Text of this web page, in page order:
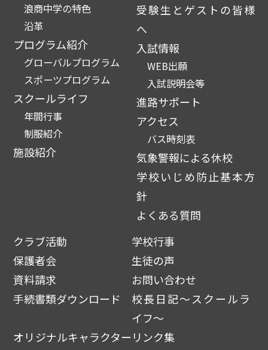
浪商中学の特色
沿革
プログラム紹介
グローバルプログラム
スポーツプログラム
スクールライフ
年間行事
制服紹介
施設紹介
受験生とゲストの皆様
へ
入試情報
WEB出願
入試説明会等
進路サポート
アクセス
バス時刻表
気象警報による休校
学校いじめ防止基本方
針
よくある質問
クラブ活動
学校行事
保護者会
生徒の声
資料請求
お問い合わせ
手続書類ダウンロード
校長日記～スクールラ
イフ～
オリジナルキャラクター リンク集